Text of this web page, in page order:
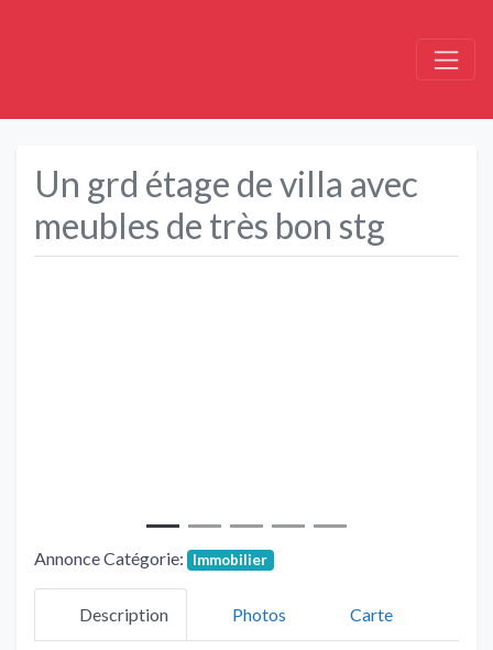
Un grd étage de villa avec
meubles de très bon stg
Annonce Catégorie: Immobilier
Description Photos Carte